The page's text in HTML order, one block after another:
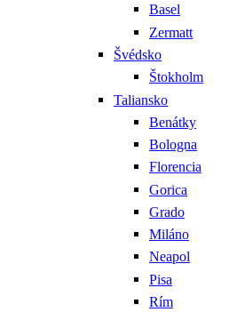
Basel
Zermatt
Švédsko
Štokholm
Taliansko
Benátky
Bologna
Florencia
Gorica
Grado
Miláno
Neapol
Pisa
Rím